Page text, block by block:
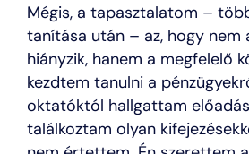
Mégis, a tapasztalatom –
tanítása után – az, hogy nem
hiányzik, hanem a megfelelő
kezdtem tanulni a
oktatóktól hallgattam
találkoztam olyan